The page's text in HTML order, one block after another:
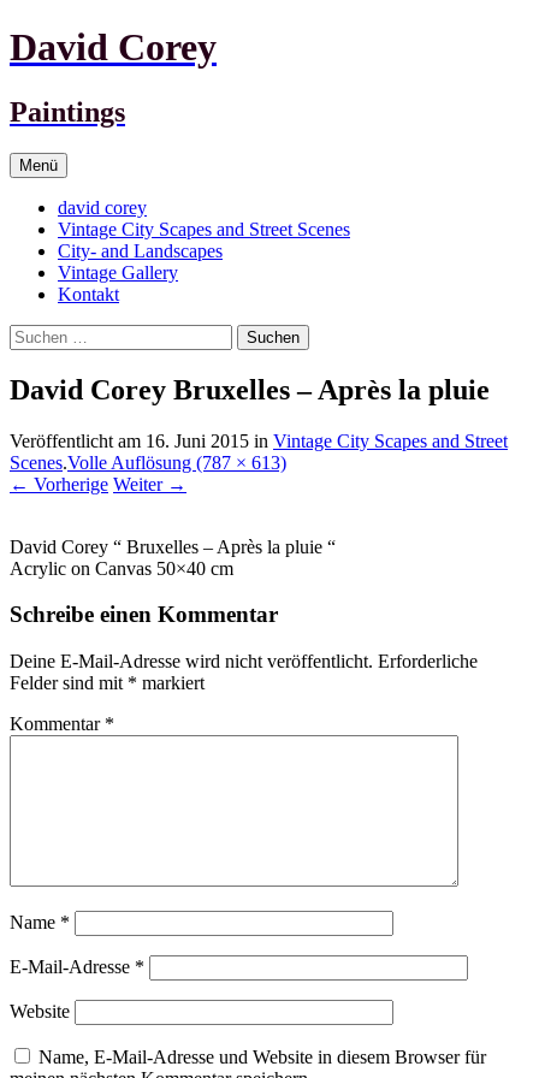
David Corey
Paintings
Menü Springe
zum
Inhalt
david corey
Vintage City Scapes and Street Scenes
City- and Landscapes
Vintage Gallery
Kontakt
Suchen
nach:
David Corey Bruxelles – Après la pluie
Veröffentlicht am 16. Juni 2015 in Vintage City Scapes and Street
Scenes.Volle Auflösung (787 × 613)
← Vorherige Weiter →
David Corey “ Bruxelles – Après la pluie “
Acrylic on Canvas 50×40 cm
Schreibe einen Kommentar
Deine E-Mail-Adresse wird nicht veröffentlicht. Erforderliche
Felder sind mit * markiert
Kommentar *
Name *
E-Mail-Adresse *
Website
Name, E-Mail-Adresse und Website in diesem Browser für